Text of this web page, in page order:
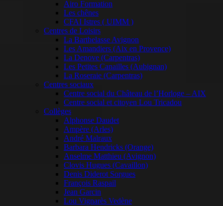
Airo Formation
Les chênes
CFAI Istres ( UIMM )
Centres de Loisirs
La Barthelasse Avignon
Les Amandiers (Aix en Provence)
La Denove (Carpentras)
Les Petites Canailles (Aubignan)
La Roseraie (Carpentras)
Centres sociaux
Centre social du Château de l’Horloge – AIX
Centre social et citoyen Lou Tricadou
Collèges
Alphonse Daudet
Ampère (Arles)
André Malraux
Barbara Hendricks (Orange)
Anselme Matthieu (Avignon)
Clovis Hugues (Cavaillon)
Denis Diderot Sorgues
François Raspail
Jean Garcin
Lou Vignarès Vedène